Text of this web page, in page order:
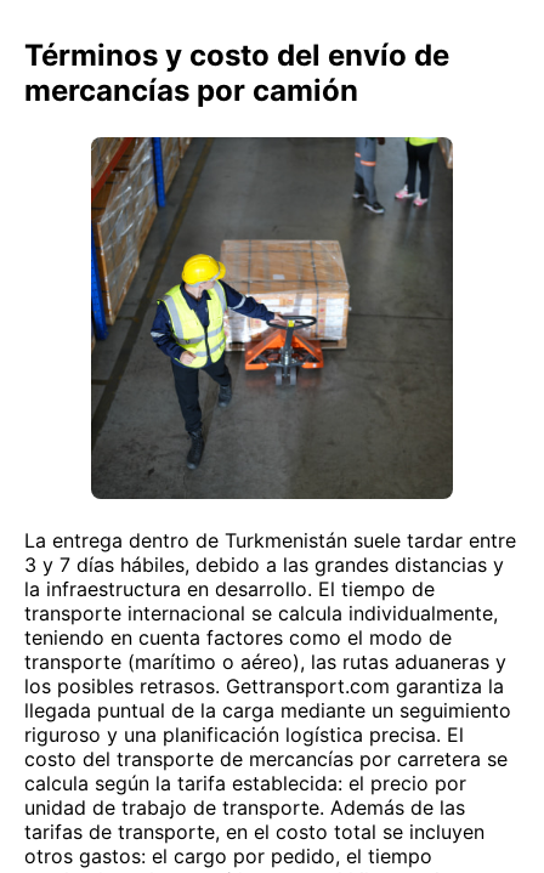
Términos y costo del envío de
mercancías por camión
La entrega dentro de Turkmenistán suele tardar entre
3 y 7 días hábiles, debido a las grandes distancias y
la infraestructura en desarrollo. El tiempo de
transporte internacional se calcula individualmente,
teniendo en cuenta factores como el modo de
transporte (marítimo o aéreo), las rutas aduaneras y
los posibles retrasos. Gettransport.com garantiza la
llegada puntual de la carga mediante un seguimiento
riguroso y una planificación logística precisa. El
costo del transporte de mercancías por carretera se
calcula según la tarifa establecida: el precio por
unidad de trabajo de transporte. Además de las
tarifas de transporte, en el costo total se incluyen
otros gastos: el cargo por pedido, el tiempo